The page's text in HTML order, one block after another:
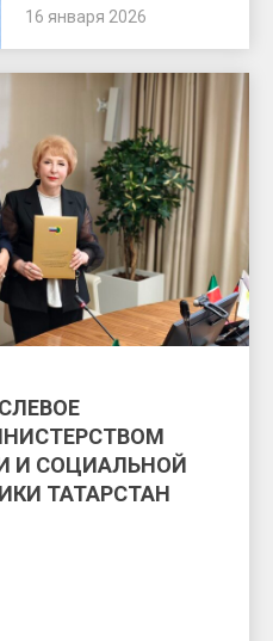
16 января 2026
И СОЦИАЛЬНОЙ
ТАТАРСТАН